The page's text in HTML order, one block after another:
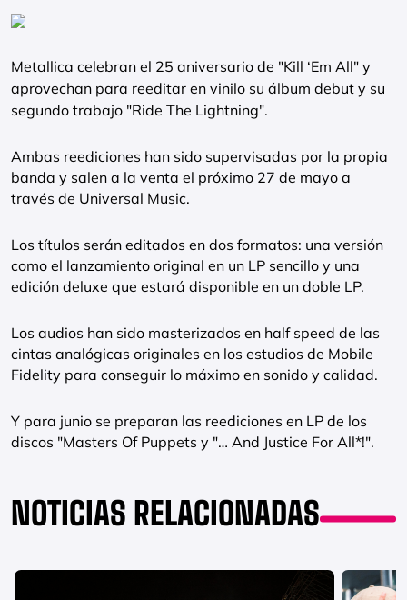
Metallica celebran el 25 aniversario de "Kill ‘Em All" y
aprovechan para reeditar en vinilo su álbum debut y su
segundo trabajo "Ride The Lightning".
Ambas reediciones han sido supervisadas por la propia
banda y salen a la venta el próximo 27 de mayo a
través de Universal Music.
Los títulos serán editados en dos formatos: una versión
como el lanzamiento original en un LP sencillo y una
edición deluxe que estará disponible en un doble LP.
Los audios han sido masterizados en half speed de las
cintas analógicas originales en los estudios de Mobile
Fidelity para conseguir lo máximo en sonido y calidad.
Y para junio se preparan las reediciones en LP de los
discos "Masters Of Puppets y "… And Justice For All*!".
NOTICIAS RELACIONADAS